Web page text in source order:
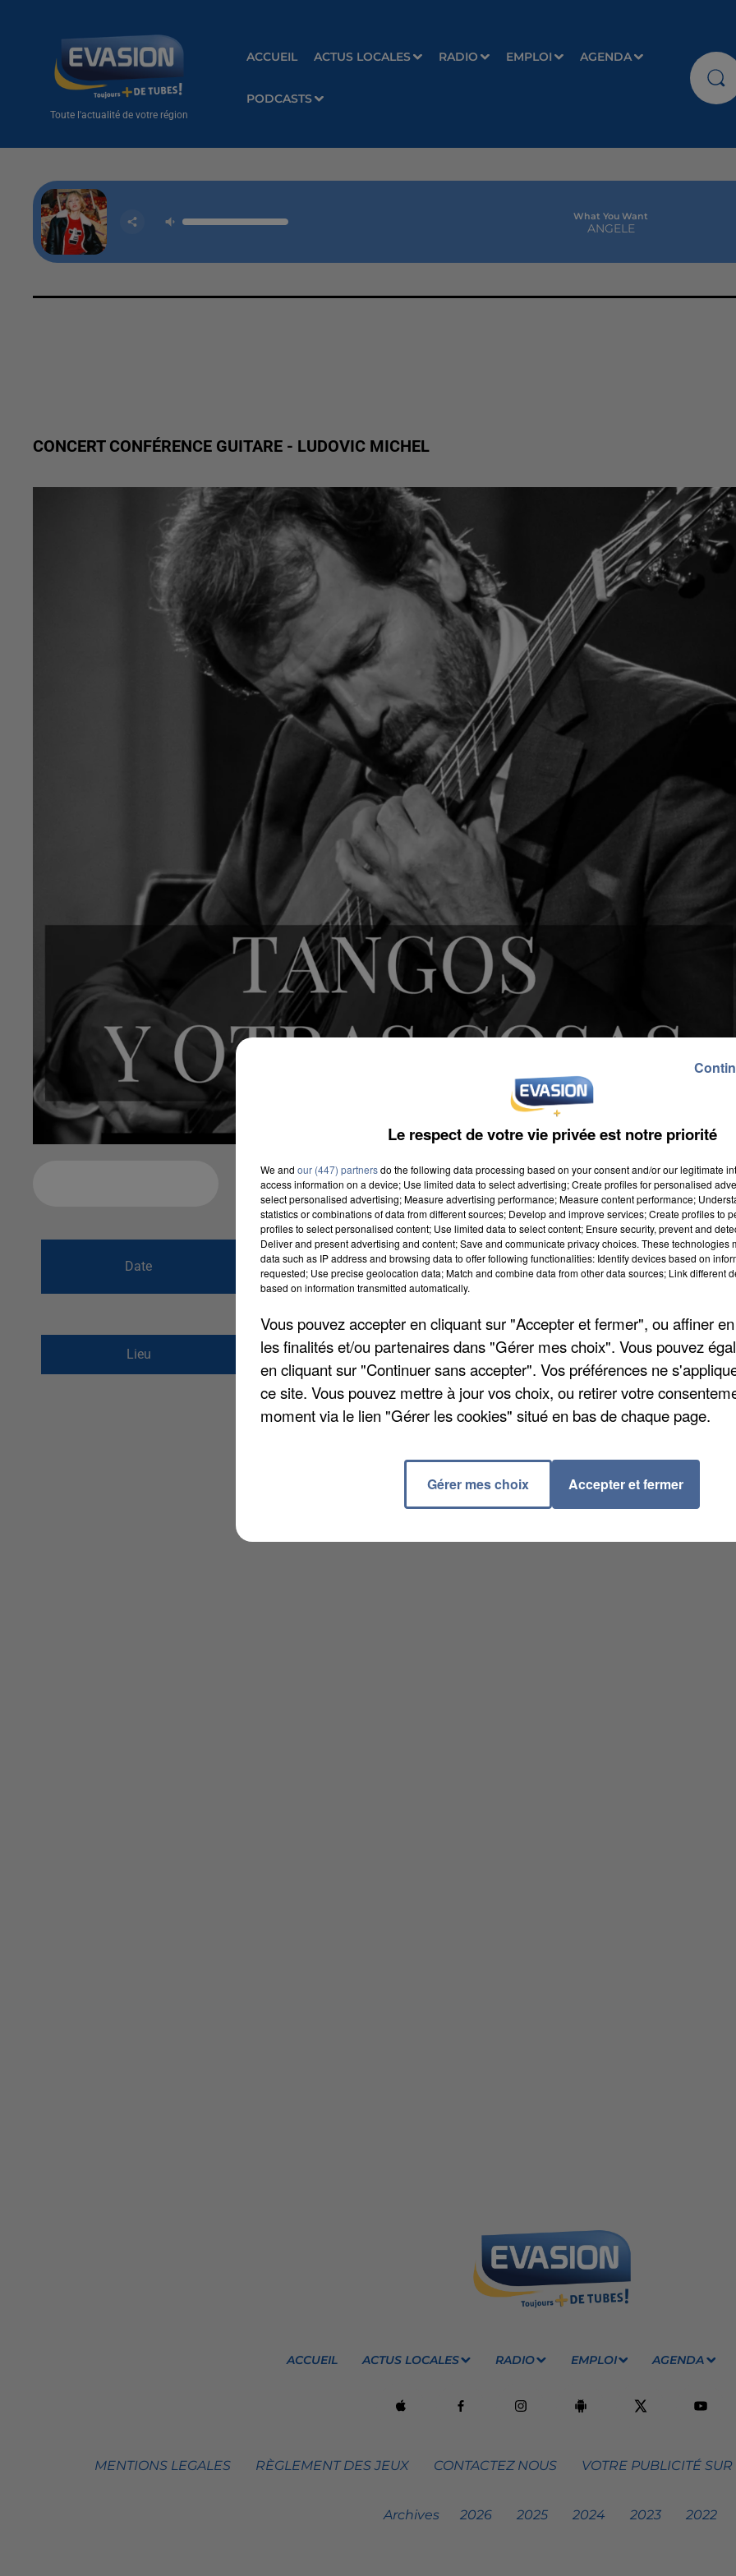
Toute l'actualité de votre région
ACCUEIL ACTUS LOCALES RADIO EMPLOI AGENDA
PODCASTS
What You Want
ANGELE
CONCERT CONFÉRENCE GUITARE - LUDOVIC MICHEL
Date
du10 septembre 2022 à 9h00
au10 septembre 2022 à 19h59
Lieu
rue René et Jean Lefèvre
28130 Maintenon
ACCUEIL ACTUS LOCALES RADIO EMPLOI AGENDA
MENTIONS LEGALES RÈGLEMENT DES JEUX CONTACTEZ NOUS VOTRE PUBLICITÉ
Archives 2026 2025 2024 2023 2022
Le respect de votre vie privée est notre priorité
We and our (447) partnersdo the following data processing based on your consent and/or our legitimate
access information on a device; Use limited data to select advertising; Create profiles for personalised
select personalised advertising; Measure advertising performance; Measure content performance;
statistics or combinations of data from different sources; Develop and improve services; Create profiles to
profiles to select personalised content; Use limited data to select content; Ensure security, prevent and
Deliver and present advertising and content; Save and communicate privacy choices. These technologies
data such as IP address and browsing data to offer following functionalities: Identify devices based on
requested; Use precise geolocation data; Match and combine data from other data sources; Link different
based on information transmitted automatically.
Vous pouvez accepter en cliquant sur "Accepter et fermer", ou affiner
les finalités et/ou partenaires dans "Gérer mes choix". Vous pouvez
en cliquant sur "Continuer sans accepter". Vos préférences ne
ce site. Vous pouvez mettre à jour vos choix, ou retirer votre
moment via le lien "Gérer les cookies" situé en bas de chaque page.
Gérer mes choix Accepter et fermer